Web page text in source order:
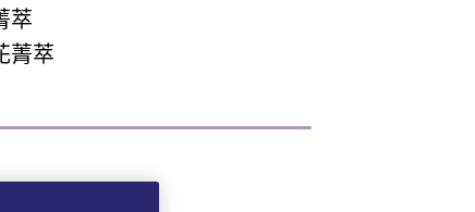
萃
菁萃